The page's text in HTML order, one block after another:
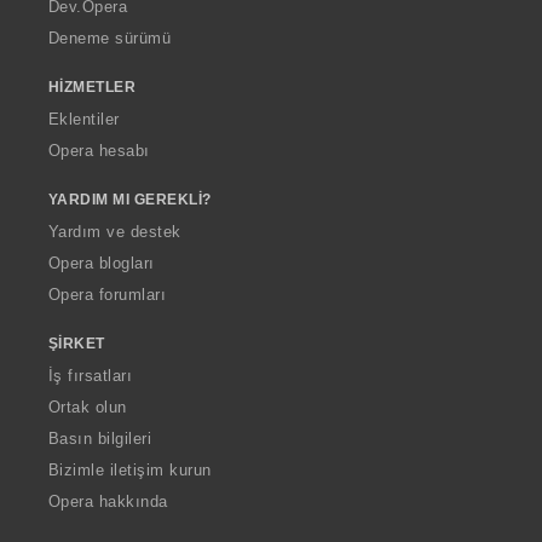
Dev.Opera
Deneme sürümü
HIZMETLER
Eklentiler
Opera hesabı
YARDIM MI GEREKLI?
Yardım ve destek
Opera blogları
Opera forumları
ŞIRKET
İş fırsatları
Ortak olun
Basın bilgileri
Bizimle iletişim kurun
Opera hakkında